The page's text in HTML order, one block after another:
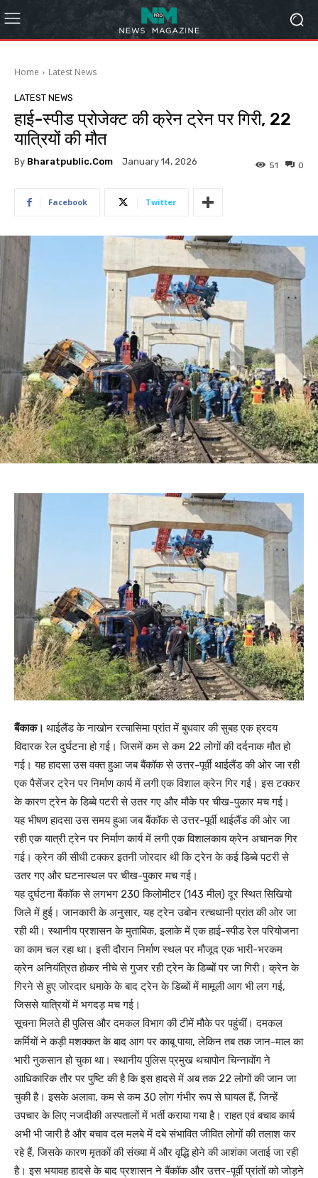
Home Latest News
LATEST NEWS
हाई-स्पीड प्रोजेक्ट की क्रेन ट्रेन पर गिरी, 22
यात्रियों की मौत
By Bharatpublic.com January 14, 2026 0
51
Facebook Twitter
बैंकाक। थाईलैंड के नाखोन रत्चासिमा प्रांत में बुधवार की सुबह एक ह्रदय
विदारक रेल दुर्घटना हो गई। जिसमें कम से कम 22 लोगों की दर्दनाक मौत हो
गई। यह हादसा उस वक्त हुआ जब बैंकॉक से उत्तर-पूर्वी थाईलैंड की ओर जा रही
एक पैसेंजर ट्रेन पर निर्माण कार्य में लगी एक विशाल क्रेन गिर गई। इस टक्कर
के कारण ट्रेन के डिब्बे पटरी से उतर गए और मौके पर चीख-पुकार मच गई।
यह भीषण हादसा उस समय हुआ जब बैंकॉक से उत्तर-पूर्वी थाईलैंड की ओर जा
रही एक यात्री ट्रेन पर निर्माण कार्य में लगी एक विशालकाय क्रेन अचानक गिर
गई। क्रेन की सीधी टक्कर इतनी जोरदार थी कि ट्रेन के कई डिब्बे पटरी से
उतर गए और घटनास्थल पर चीख-पुकार मच गई।
यह दुर्घटना बैंकॉक से लगभग 230 किलोमीटर (143 मील) दूर स्थित सिखियो
जिले में हुई। जानकारी के अनुसार, यह ट्रेन उबोन रत्चथानी प्रांत की ओर जा
रही थी। स्थानीय प्रशासन के मुताबिक, इलाके में एक हाई-स्पीड रेल परियोजना
का काम चल रहा था। इसी दौरान निर्माण स्थल पर मौजूद एक भारी-भरकम
क्रेन अनियंत्रित होकर नीचे से गुजर रही ट्रेन के डिब्बों पर जा गिरी। क्रेन के
गिरने से हुए जोरदार धमाके के बाद ट्रेन के डिब्बों में मामूली आग भी लग गई,
जिससे यात्रियों में भगदड़ मच गई।
सूचना मिलते ही पुलिस और दमकल विभाग की टीमें मौके पर पहुंचीं। दमकल
कर्मियों ने कड़ी मशक्कत के बाद आग पर काबू पाया, लेकिन तब तक जान-माल का
भारी नुकसान हो चुका था। स्थानीय पुलिस प्रमुख थचापोन चिन्नावोंग ने
आधिकारिक तौर पर पुष्टि की है कि इस हादसे में अब तक 22 लोगों की जान जा
चुकी है। इसके अलावा, कम से कम 30 लोग गंभीर रूप से घायल हैं, जिन्हें
उपचार के लिए नजदीकी अस्पतालों में भर्ती कराया गया है। राहत एवं बचाव कार्य
अभी भी जारी है और बचाव दल मलबे में दबे संभावित जीवित लोगों की तलाश कर
रहे हैं, जिसके कारण मृतकों की संख्या में और वृद्धि होने की आशंका जताई जा रही
है। इस भयावह हादसे के बाद प्रशासन ने बैंकॉक और उत्तर-पूर्वी प्रांतों को जोड़ने